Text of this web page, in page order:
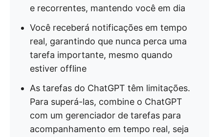
e recorrentes, mantendo você em dia
Você receberá notificações em tempo
real, garantindo que nunca perca uma
tarefa importante, mesmo quando
estiver offline
As tarefas do ChatGPT têm limitações.
Para superá-las, combine o ChatGPT
com um gerenciador de tarefas para
acompanhamento em tempo real, seja